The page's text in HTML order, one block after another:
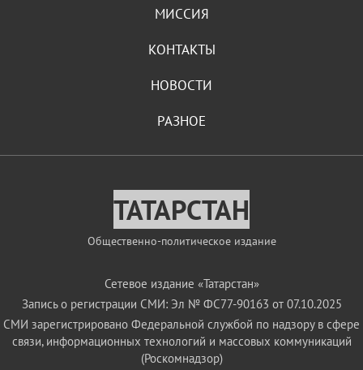
МИССИЯ
КОНТАКТЫ
НОВОСТИ
РАЗНОЕ
ТАТАРСТАН
Общественно-политическое издание
Сетевое издание «Татарстан»
Запись о регистрации СМИ: Эл № ФС77-90163 от 07.10.2025
СМИ зарегистрировано Федеральной службой по надзору в сфере
связи, информационных технологий и массовых коммуникаций
(Роскомнадзор)